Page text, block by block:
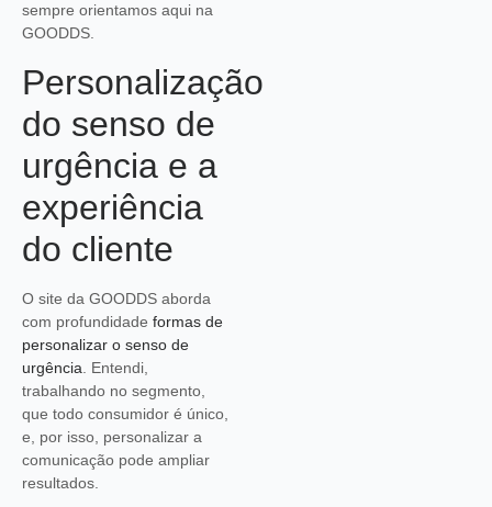
sempre orientamos aqui na
GOODDS.
Personalização
do senso de
urgência e a
experiência
do cliente
O site da GOODDS aborda
com profundidade formas de
personalizar o senso de
urgência . Entendi,
trabalhando no segmento,
que todo consumidor é único,
e, por isso, personalizar a
comunicação pode ampliar
resultados.